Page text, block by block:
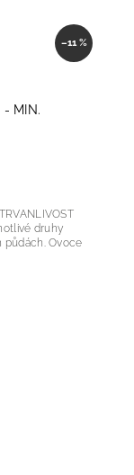
–11 %
- MIN.
Ovoce